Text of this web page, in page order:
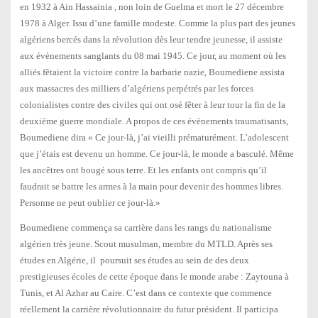
en 1932 à Ain Hassainia , non loin de Guelma et mort le 27 décembre
1978 à Alger. Issu d’une famille modeste. Comme la plus part des jeunes
algériens bercés dans la révolution dès leur tendre jeunesse, il assiste
aux évènements sanglants du 08 mai 1945. Ce jour, au moment où les
alliés fêtaient la victoire contre la barbarie nazie, Boumediene assista
aux massacres des milliers d’algériens perpétrés par les forces
colonialistes contre des civiles qui ont osé fêter à leur tour la fin de la
deuxième guerre mondiale. A propos de ces évènements traumatisants,
Boumediene dira « Ce jour-là, j’ai vieilli prématurément. L’adolescent
que j’étais est devenu un homme. Ce jour-là, le monde a basculé. Même
les ancêtres ont bougé sous terre. Et les enfants ont compris qu’il
faudrait se battre les armes à la main pour devenir des hommes libres.
Personne ne peut oublier ce jour-là.»
Boumediene commença sa carrière dans les rangs du nationalisme
algérien très jeune. Scout musulman, membre du MTLD. Après ses
études en Algérie, il poursuit ses études au sein de des deux
prestigieuses écoles de cette époque dans le monde arabe : Zaytouna à
Tunis, et Al Azhar au Caire. C’est dans ce contexte que commence
réellement la carrière révolutionnaire du futur président. Il participa